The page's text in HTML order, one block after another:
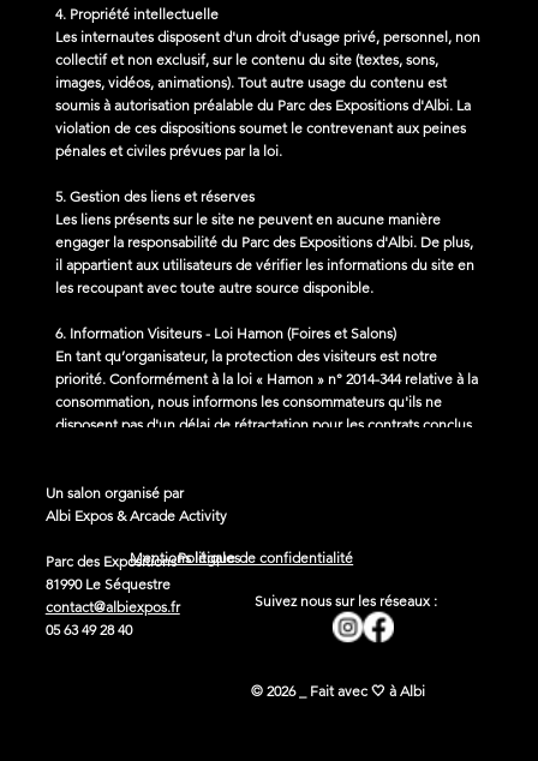
4. Propriété intellectuelle
Les internautes disposent d'un droit d'usage privé, personnel, non
collectif et non exclusif, sur le contenu du site (textes, sons,
images, vidéos, animations). Tout autre usage du contenu est
soumis à autorisation préalable du Parc des Expositions d'Albi. La
violation de ces dispositions soumet le contrevenant aux peines
pénales et civiles prévues par la loi.
5. Gestion des liens et réserves
Les liens présents sur le site ne peuvent en aucune manière
engager la responsabilité du Parc des Expositions d'Albi. De plus,
il appartient aux utilisateurs de vérifier les informations du site en
les recoupant avec toute autre source disponible.
6. Information Visiteurs - Loi Hamon (Foires et Salons)
En tant qu’organisateur, la protection des visiteurs est notre
priorité. Conformément à la loi « Hamon » n° 2014-344 relative à la
consommation, nous informons les consommateurs qu'ils ne
disposent pas d'un délai de rétractation pour les contrats conclus
Un salon organisé par
Albi Expos & Arcade Activity
Parc des Expositions
81990 Le Séquestre
contact@albiexpos.fr
05 63 49 28 40
Mentions légales
Politique de confidentialité
Suivez nous sur les réseaux :
© 2026 _ Fait avec 🤍 à Albi